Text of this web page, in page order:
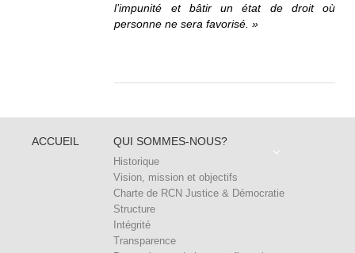
l’impunité et bâtir un état de droit où
personne ne sera favorisé. »
ACCUEIL QUI SOMMES-NOUS?
Historique
Vision, mission et objectifs
Charte de RCN Justice & Démocratie
Structure
Intégrité
Transparence